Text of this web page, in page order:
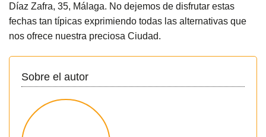
Díaz Zafra, 35, Málaga. No dejemos de disfrutar estas
fechas tan típicas exprimiendo todas las alternativas que
nos ofrece nuestra preciosa Ciudad.
Sobre el autor